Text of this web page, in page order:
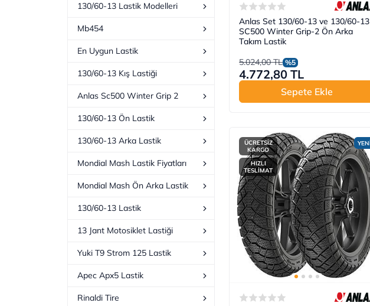
130/60-13 Lastik Modelleri
Mb454
En Uygun Lastik
130/60-13 Kış Lastiği
Anlas Sc500 Winter Grip 2
130/60-13 Ön Lastik
130/60-13 Arka Lastik
Mondial Mash Lastik Fiyatları
Mondial Mash Ön Arka Lastik
130/60-13 Lastik
13 Jant Motosiklet Lastiği
Yuki T9 Strom 125 Lastik
Apec Apx5 Lastik
Rinaldi Tire
Anlas Set 130/60-13 ve 130/60-13
SC500 Winter Grip-2 Ön Arka
Takım Lastik
5.024,00 TL %5
4.772,80 TL
Sepete Ekle
YENİ
ÜCRETSİZ
KARGO
HIZLI
TESLİMAT